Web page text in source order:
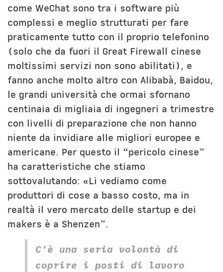
come WeChat sono tra i software più
complessi e meglio strutturati per fare
praticamente tutto con il proprio telefonino
(solo che da fuori il Great Firewall cinese
moltissimi servizi non sono abilitati), e
fanno anche molto altro con Alibabà, Baidou,
le grandi università che ormai sfornano
centinaia di migliaia di ingegneri a trimestre
con livelli di preparazione che non hanno
niente da invidiare alle migliori europee e
americane. Per questo il “pericolo cinese”
ha caratteristiche che stiamo
sottovalutando: «Li vediamo come
produttori di cose a basso costo, ma in
realtà il vero mercato delle startup e dei
makers è a Shenzen”.
C'è una seria volontà di
coprire i posti di lavoro